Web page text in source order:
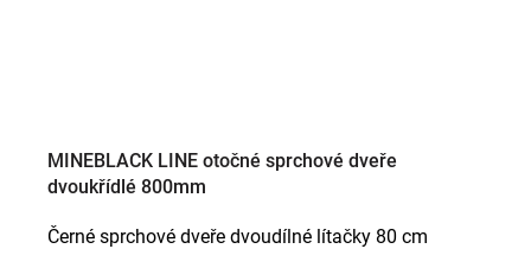
MINEBLACK LINE otočné sprchové dveře
dvoukřídlé 800mm
Černé sprchové dveře dvoudílné lítačky 80 cm